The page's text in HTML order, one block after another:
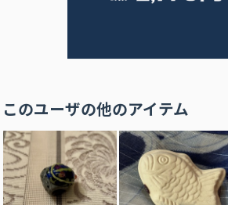
このユーザの他のアイテム